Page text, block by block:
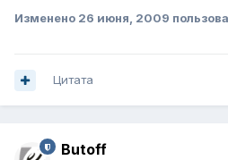
Изменено 26 июня, 2009
Цитата
Butoff